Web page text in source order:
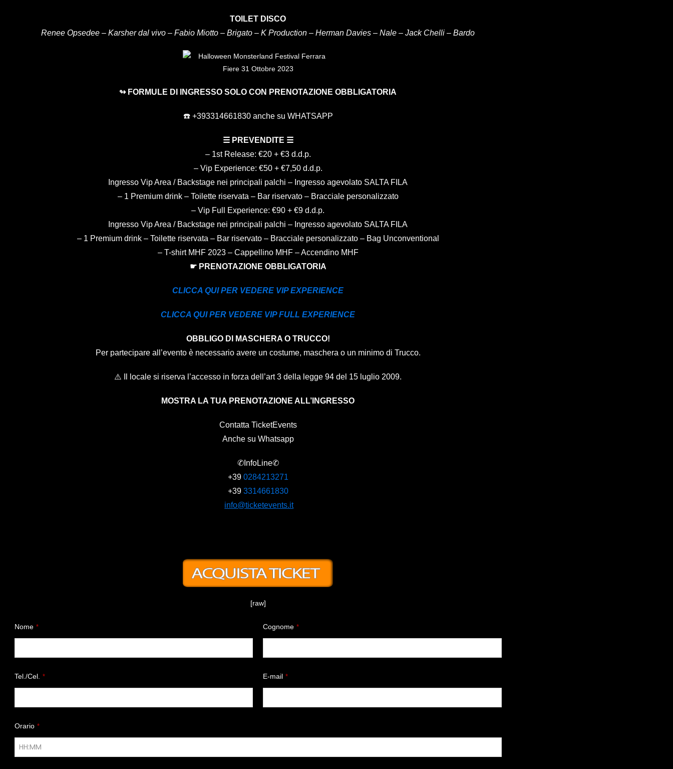
TOILET DISCO
Renee Opsedee – Karsher dal vivo –Fabio Miotto –Brigato –K Production –Herman Davies –Nale –Jack Chelli –Bardo
↬ FORMULE DI INGRESSO SOLO CON PRENOTAZIONE OBBLIGATORIA
☎️ +393314661830 anche su WHATSAPP
☰PREVENDITE ☰
– 1st Release: €20 + €3 d.d.p.
– Vip Experience: €50 + €7,50 d.d.p.
Ingresso Vip Area / Backstage nei principali palchi – Ingresso agevolato SALTA FILA
– 1 Premium drink – Toilette riservata – Bar riservato – Bracciale personalizzato
–Vip Full Experience: €90 + €9 d.d.p.
Ingresso Vip Area / Backstage nei principali palchi – Ingresso agevolato SALTA FILA
– 1 Premium drink – Toilette riservata – Bar riservato – Bracciale personalizzato – Bag Unconventional
– T-shirt MHF 2023 – Cappellino MHF – Accendino MHF
☛ PRENOTAZIONE OBBLIGATORIA
CLICCA QUI PER VEDERE VIP EXPERIENCE
CLICCA QUI PER VEDERE VIP FULL EXPERIENCE
OBBLIGO DI MASCHERA O TRUCCO!
Per partecipare all’evento è necessario avere un costume, maschera o un minimo di Trucco.
⚠️ Il locale si riserva l’accesso in forza dell’art 3 della legge 94 del 15 luglio 2009.
MOSTRA LA TUA PRENOTAZIONE ALL’INGRESSO
Contatta TicketEvents
Anche su Whatsapp
✆InfoLine✆
+39 0284213271
+39 3314661830
info@ticketevents.it
[raw]
Nome * Cognome *
Tel./Cel. * E-mail *
Orario *